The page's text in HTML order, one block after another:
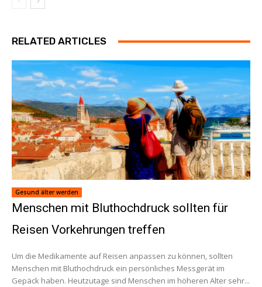
RELATED ARTICLES
Gesund älter werden
Menschen mit Bluthochdruck sollten für
Reisen Vorkehrungen treffen
Um die Medikamente auf Reisen anpassen zu können, sollten
Menschen mit Bluthochdruck ein persönliches Messgerät im
Gepäck haben. Heutzutage sind Menschen im höheren Alter sehr...